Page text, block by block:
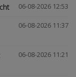
06-08-2026 12:53
06-08-2026 11:37
06-08-2026 11:21